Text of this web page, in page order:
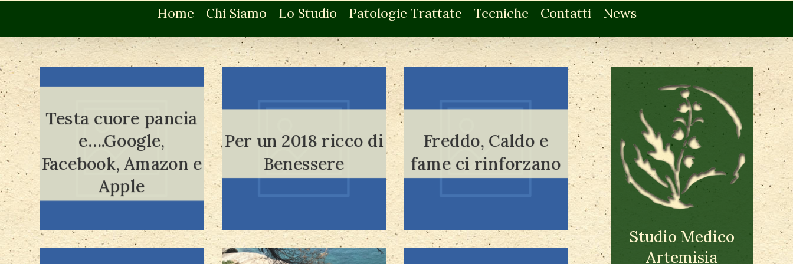
Home Chi Siamo Lo Studio Patologie Trattate Tecniche Contatti News
Testa cuore pancia
e….Google,
Facebook, Amazon e
Apple
Leggi tutto Per un 2018 ricco di
Benessere
Leggi tutto Freddo, Caldo e
fame ci rinforzano
Leggi tutto
Studio Medico
Artemisia